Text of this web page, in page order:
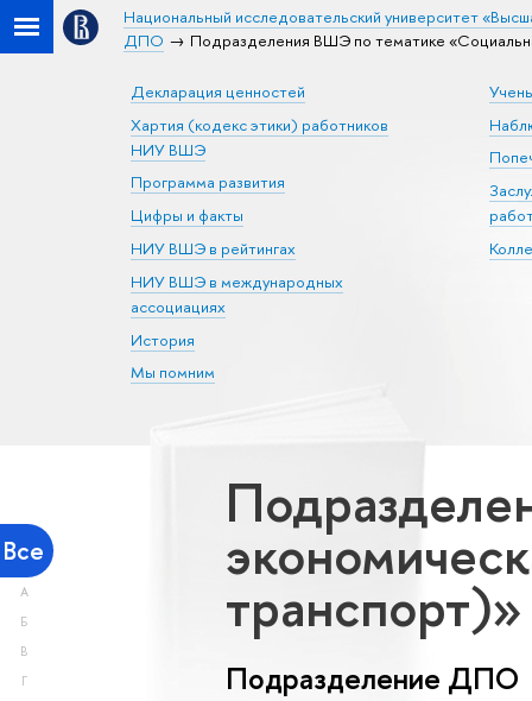
Национальный исследовательский университет
ДПО
Подразделения ВШЭ по тематике
Декларация ценностей
Хартия (кодекс этики) работников
НИУ ВШЭ
Программа развития
Цифры и факты
НИУ ВШЭ в рейтингах
НИУ ВШЭ в международных
ассоциациях
История
Мы помним
Все
А
Б
В
Г
транспорт)»
Подразделение ДПО